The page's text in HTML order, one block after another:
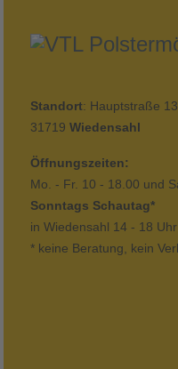
Standort: Hauptstraße 13
31719Wiedensahl
Öffnungszeiten:
Mo. - Fr. 10 - 18.00 und
Sonntags Schautag*
in Wiedensahl 14 - 18 Uhr
* keine Beratung, kein